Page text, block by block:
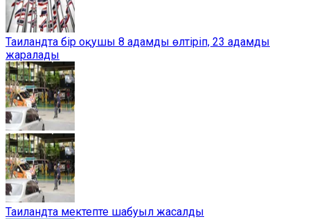
Таиландта бір оқушы 8 адамды өлтіріп, 23 адамды
жаралады
Таиландта мектепте шабуыл жасалды